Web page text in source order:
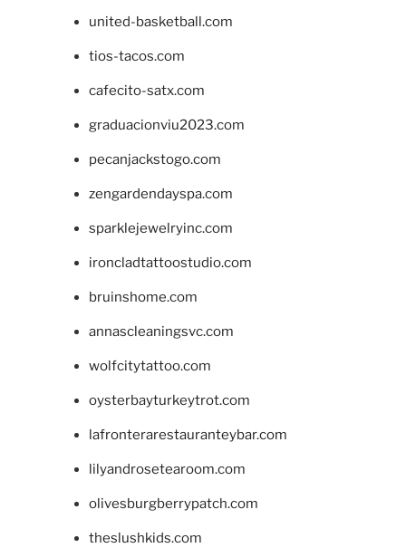
united-basketball.com
tios-tacos.com
cafecito-satx.com
graduacionviu2023.com
pecanjackstogo.com
zengardendayspa.com
sparklejewelryinc.com
ironcladtattoostudio.com
bruinshome.com
annascleaningsvc.com
wolfcitytattoo.com
oysterbayturkeytrot.com
lafronterarestauranteybar.com
lilyandrosetearoom.com
olivesburgberrypatch.com
theslushkids.com